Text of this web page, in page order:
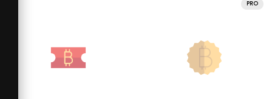
PRO